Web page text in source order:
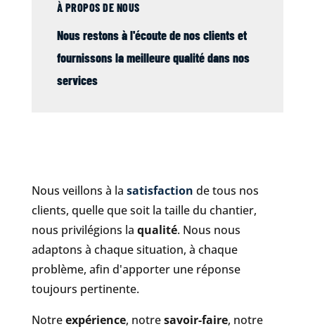
À PROPOS DE NOUS
Nous restons à l'écoute de nos clients et
fournissons la meilleure qualité dans nos
services
Nous veillons à la satisfaction de tous nos
clients, quelle que soit la taille du chantier,
nous privilégions la qualité. Nous nous
adaptons à chaque situation, à chaque
problème, afin d'apporter une réponse
toujours pertinente.
Notreexpérience, notresavoir-faire, notre